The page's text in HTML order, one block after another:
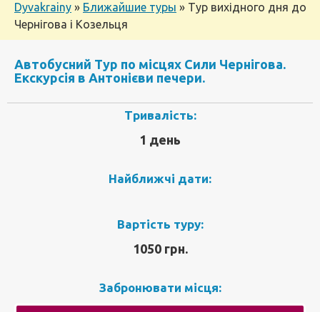
Dyvakrainy » Ближайшие туры » Тур вихідного дня до
Чернігова і Козельця
Автобусний Тур по місцях Сили Чернігова.
Екскурсія в Антонієви печери.
Тривалість:
1 день
Найближчі дати:
Вартість туру:
1050 грн.
Забронювати місця: